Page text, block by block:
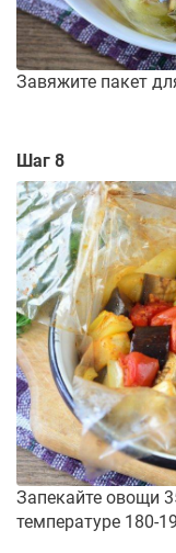
Завяжите пакет
Шаг 8
Запекайте овощи
температуре 180-